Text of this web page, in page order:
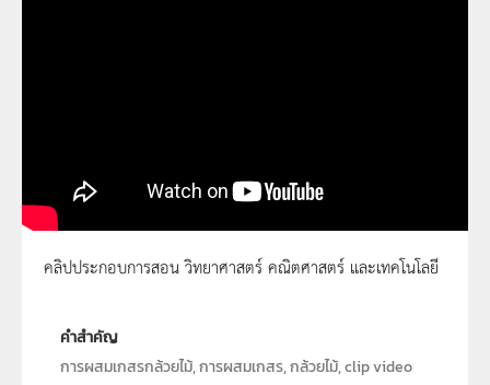
คลิปประกอบการสอน วิทยาศาสตร์ คณิตศาสตร์ และเทคโนโลยี
คำสำคัญ
การผสมเกสรกล้วยไม้, การผสมเกสร, กล้วยไม้, clip video